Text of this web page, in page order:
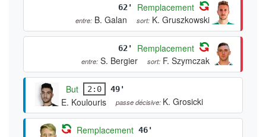
62' Remplacement
entre: B. Galan sort: K. Gruszkowski
62' Remplacement
entre: S. Bergier sort: F. Szymczak
But 2:0 49'
E. Koulouris passe décisive: K. Grosicki
Remplacement 46'